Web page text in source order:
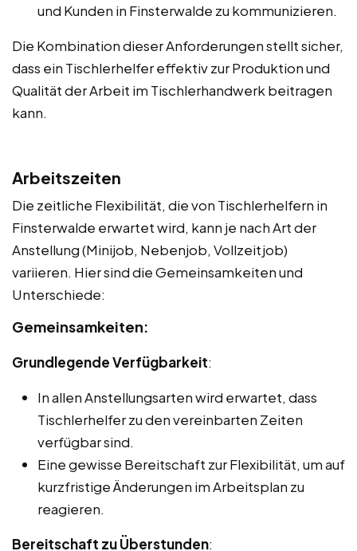
und Kunden in Finsterwalde zu kommunizieren.
Die Kombination dieser Anforderungen stellt sicher,
dass ein Tischlerhelfer effektiv zur Produktion und
Qualität der Arbeit im Tischlerhandwerk beitragen
kann.
Arbeitszeiten
Die zeitliche Flexibilität, die von Tischlerhelfern in
Finsterwalde erwartet wird, kann je nach Art der
Anstellung (Minijob, Nebenjob, Vollzeitjob)
variieren. Hier sind die Gemeinsamkeiten und
Unterschiede:
Gemeinsamkeiten:
Grundlegende Verfügbarkeit:
In allen Anstellungsarten wird erwartet, dass
Tischlerhelfer zu den vereinbarten Zeiten
verfügbar sind.
Eine gewisse Bereitschaft zur Flexibilität, um auf
kurzfristige Änderungen im Arbeitsplan zu
reagieren.
Bereitschaft zu Überstunden: